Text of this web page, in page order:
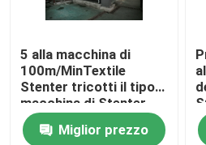
Asciugatrice di caduta
rifinitrice dello stenter
Rilassi la macchina più
5 alla macchina di
100m/MinTextile
Stenter tricotti il tipo
macchina di Stenter
dell'aria calda del
vaporeMiglior prezzo